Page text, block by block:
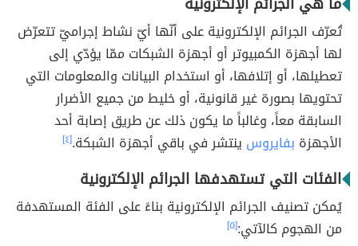
تُعرّف الجرائم الإلكترونية على أنّها أيّ نشاط إجراميّ تتعرّض
لها أجهزة الكمبيوتر أو أجهزة الشبكات ممّا يؤدّي إلى
تعطيلها، أو إتلافها، أو استخدام البيانات والمعلومات التي
تحتويها بصورة غير قانونية، أو خليط من جميع الأضرار
السابقة معاً، وغالباً ما يكون ذلك عن طريق إصابة أحد
الأجهزة بفايروس ينتشر في باقي أجهزة الشبكة.[٤]
الفئات التي تستهدفها الجرائم الإلكترونية
يُمكن تصنيف الجرائم الإلكترونية بناءً على الفئة المستهدفة
من الهجوم كالآتي:[٥]